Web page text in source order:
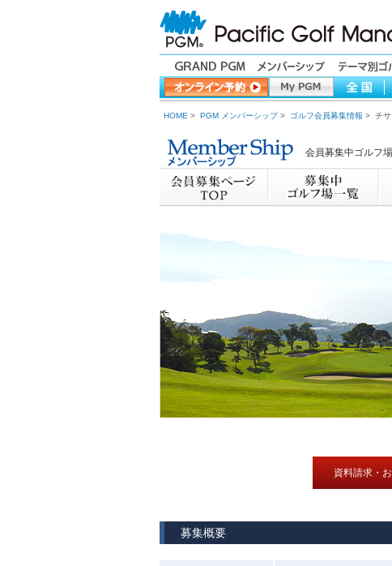
HOME > PGM メンバーシップ> ゴルフ会員募集情報 > チサ
会員募集中ゴルフ
資料請求・
募集概要